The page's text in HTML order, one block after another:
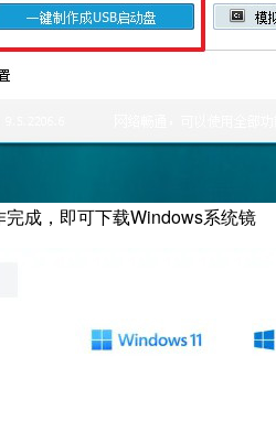
成，即可下载Windows系统镜